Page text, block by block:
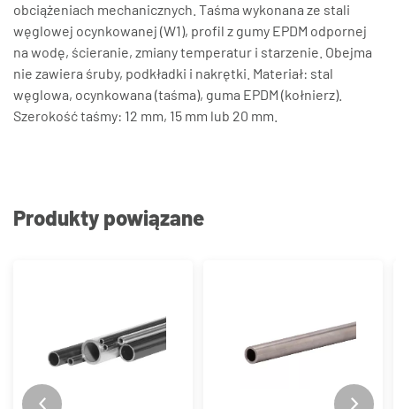
obciążeniach mechanicznych. Taśma wykonana ze stali
węglowej ocynkowanej (W1), profil z gumy EPDM odpornej
na wodę, ścieranie, zmiany temperatur i starzenie. Obejma
nie zawiera śruby, podkładki i nakrętki. Materiał: stal
węglowa, ocynkowana (taśma), guma EPDM (kołnierz).
Szerokość taśmy: 12 mm, 15 mm lub 20 mm.
Produkty powiązane